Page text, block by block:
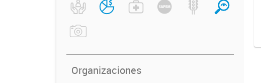
Organizaciones